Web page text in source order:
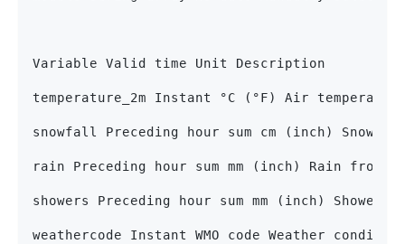
Variable Valid time Unit Description
temperature_2m Instant °C (°F) Air
snowfall Preceding hour sum cm (inch)
rain Preceding hour sum mm (inch) Rain
showers Preceding hour sum mm (inch)
weathercode Instant WMO code Weather